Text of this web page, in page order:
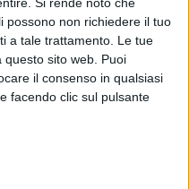
possono non richiedere il tuo
a tale trattamento. Le tue
questo sito web. Puoi
il consenso in qualsiasi
facendo clic sul pulsante
arrivava solo
ogni sera ci sarà
la mia natura, sia la